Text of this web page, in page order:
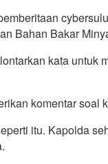
Bahan Bakar
kata
komentar
itu. Kapolda